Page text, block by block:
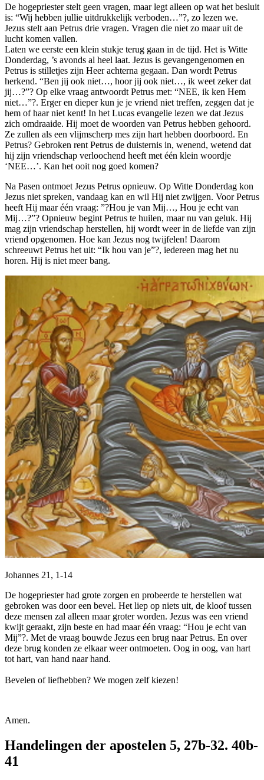
De hogepriester stelt geen vragen, maar legt alleen op wat het besluit
is: “Wij hebben jullie uitdrukkelijk verboden…”?, zo lezen we.
Jezus stelt aan Petrus drie vragen. Vragen die niet zo maar uit de
lucht komen vallen.
Laten we eerste een klein stukje terug gaan in de tijd. Het is Witte
Donderdag, ’s avonds al heel laat. Jezus is gevangengenomen en
Petrus is stilletjes zijn Heer achterna gegaan. Dan wordt Petrus
herkend. “Ben jij ook niet…, hoor jij ook niet…, ik weet zeker dat
jij…?”? Op elke vraag antwoordt Petrus met: “NEE, ik ken Hem
niet…”?. Erger en dieper kun je je vriend niet treffen, zeggen dat je
hem of haar niet kent! In het Lucas evangelie lezen we dat Jezus
zich omdraaide. Hij moet de woorden van Petrus hebben gehoord.
Ze zullen als een vlijmscherp mes zijn hart hebben doorboord. En
Petrus? Gebroken rent Petrus de duisternis in, wenend, wetend dat
hij zijn vriendschap verloochend heeft met één klein woordje
‘NEE…’. Kan het ooit nog goed komen?
Na Pasen ontmoet Jezus Petrus opnieuw. Op Witte Donderdag kon
Jezus niet spreken, vandaag kan en wil Hij niet zwijgen. Voor Petrus
heeft Hij maar één vraag: ”?Hou je van Mij…, Hou je echt van
Mij…?”? Opnieuw begint Petrus te huilen, maar nu van geluk. Hij
mag zijn vriendschap herstellen, hij wordt weer in de liefde van zijn
vriend opgenomen. Hoe kan Jezus nog twijfelen! Daarom
schreeuwt Petrus het uit: “Ik hou van je”?, iedereen mag het nu
horen. Hij is niet meer bang.
Johannes 21, 1-14
De hogepriester had grote zorgen en probeerde te herstellen wat
gebroken was door een bevel. Het liep op niets uit, de kloof tussen
deze mensen zal alleen maar groter worden. Jezus was een vriend
kwijt geraakt, zijn beste en had maar één vraag: “Hou je echt van
Mij”?. Met de vraag bouwde Jezus een brug naar Petrus. En over
deze brug konden ze elkaar weer ontmoeten. Oog in oog, van hart
tot hart, van hand naar hand.
Bevelen of liefhebben? We mogen zelf kiezen!
Amen.
Handelingen der apostelen 5, 27b-32. 40b-
41